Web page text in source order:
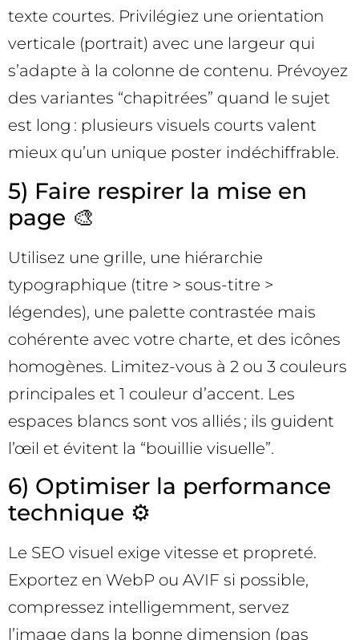
texte courtes. Privilégiez une orientation
verticale (portrait) avec une largeur qui
s’adapte à la colonne de contenu. Prévoyez
des variantes “chapitrées” quand le sujet
est long : plusieurs visuels courts valent
mieux qu’un unique poster indéchiffrable.
5) Faire respirer la mise en
page 🎨
Utilisez une grille, une hiérarchie
typographique (titre > sous-titre >
légendes), une palette contrastée mais
cohérente avec votre charte, et des icônes
homogènes. Limitez-vous à 2 ou 3 couleurs
principales et 1 couleur d’accent. Les
espaces blancs sont vos alliés ; ils guident
l’œil et évitent la “bouillie visuelle”.
6) Optimiser la performance
technique ⚙️
Le SEO visuel exige vitesse et propreté.
Exportez en WebP ou AVIF si possible,
compressez intelligemment, servez
l’image dans la bonne dimension (pas